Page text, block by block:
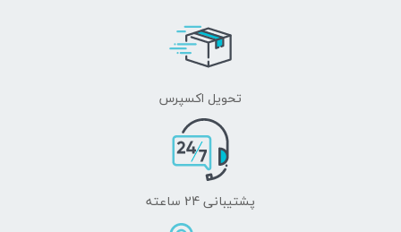
تحویل اکسپرس
پشتیبانی 24 ساعته